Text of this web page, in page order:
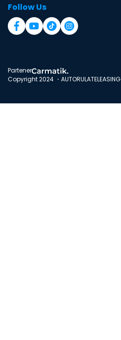
Follow Us
Partener
Copyright 2024 ・AUTORULATELEASING